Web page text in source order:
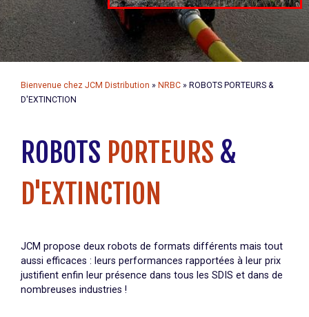
Bienvenue chez JCM Distribution » NRBC » ROBOTS PORTEURS &
D'EXTINCTION
ROBOTS PORTEURS &
D'EXTINCTION
JCM propose deux robots de formats différents mais tout
aussi efficaces : leurs performances rapportées à leur prix
justifient enfin leur présence dans tous les SDIS et dans de
nombreuses industries !